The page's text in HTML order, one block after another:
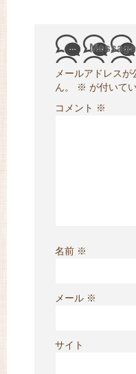
Message
メールアドレス
ん。
※ が付いて
コメント ※
名前 ※
メール ※
サイト